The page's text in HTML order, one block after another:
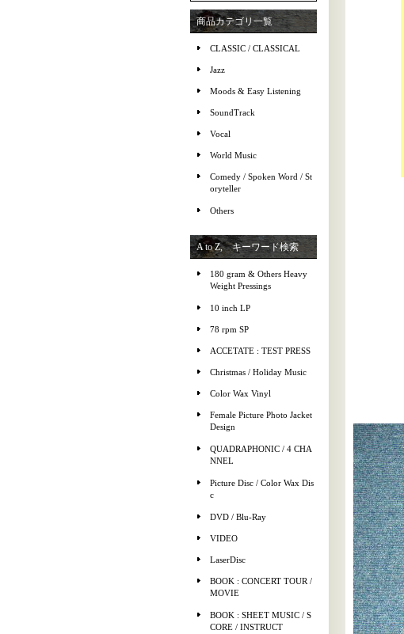
商品カテゴリ一覧
CLASSIC / CLASSICAL
Jazz
Moods & Easy Listening
SoundTrack
Vocal
World Music
Comedy / Spoken Word / St
oryteller
Others
A to Z, キーワード検索
180 gram & Others Heavy
Weight Pressings
10 inch LP
78 rpm SP
ACCETATE : TEST PRESS
Christmas / Holiday Music
Color Wax Vinyl
Female Picture Photo Jacket
Design
QUADRAPHONIC / 4 CHA
NNEL
Picture Disc / Color Wax Dis
c
DVD / Blu-Ray
VIDEO
LaserDisc
BOOK : CONCERT TOUR /
MOVIE
BOOK : SHEET MUSIC / S
CORE / INSTRUCT